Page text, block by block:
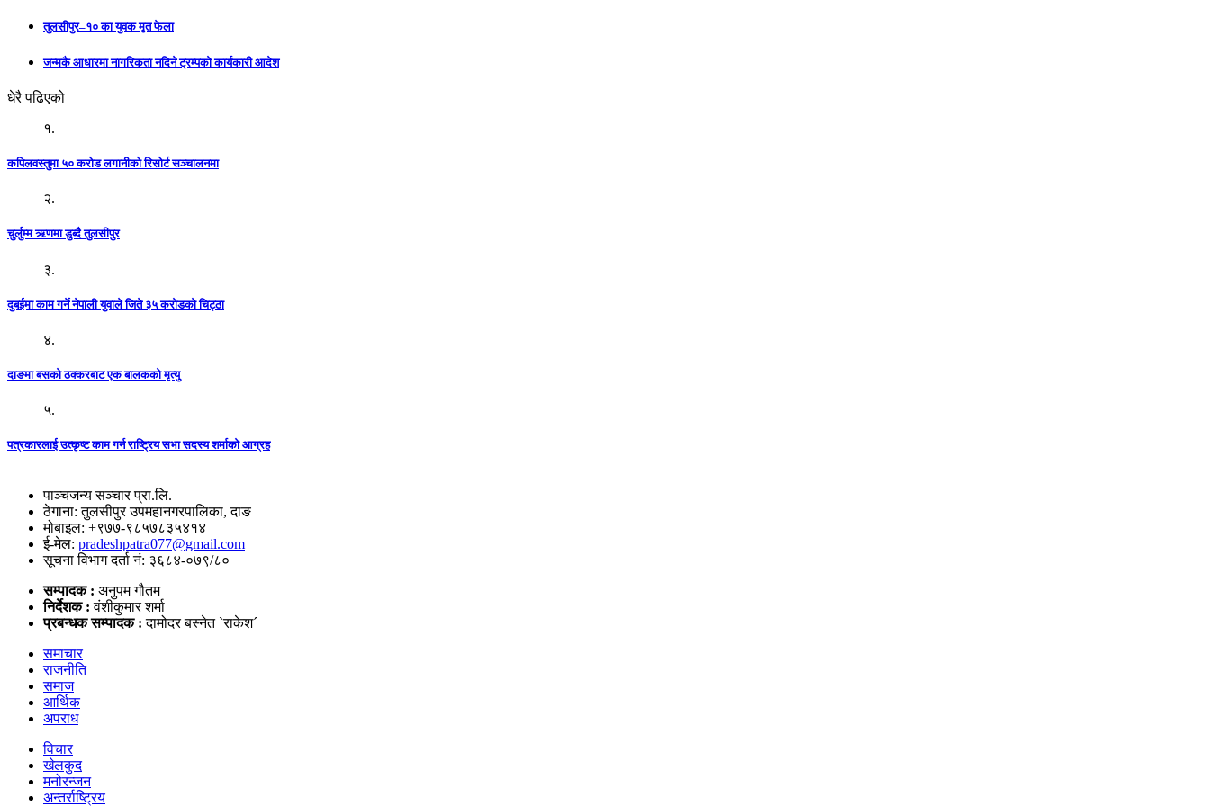
तुलसीपुर–१० का युवक मृत फेला
जन्मकै आधारमा नागरिकता नदिने ट्रम्पको कार्यकारी आदेश
धेरै पढिएको
१.
कपिलवस्तुमा ५० करोड लगानीको रिसोर्ट सञ्चालनमा
२.
चुर्लुम्म ऋणमा डुब्दै तुलसीपुर
३.
दुबईमा काम गर्ने नेपाली युवाले जिते ३५ करोडको चिट्ठा
४.
दाङमा बसको ठक्करबाट एक बालकको मृत्यु
५.
पत्रकारलाई उत्कृष्ट काम गर्न राष्ट्रिय सभा सदस्य शर्माको आग्रह
पाञ्चजन्य सञ्चार प्रा.लि.
ठेगाना: तुलसीपुर उपमहानगरपालिका, दाङ
मोबाइल: +९७७-९८५७८३५४१४
ई-मेल: pradeshpatra077@gmail.com
सूचना विभाग दर्ता नं: ३६८४-०७९/८०
सम्पादक : अनुपम गौतम
निर्देशक :वंशीकुमार शर्मा
प्रबन्धक सम्पादक :दामोदर बस्नेत `राकेश´
समाचार
राजनीति
समाज
आर्थिक
अपराध
विचार
खेलकुद
मनोरन्जन
अन्तर्राष्ट्रिय